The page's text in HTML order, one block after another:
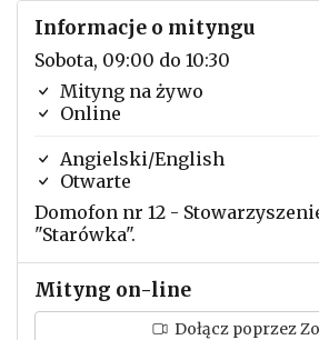
Informacje o mityngu
Sobota, 09:00 do 10:30
Mityng na żywo
Online
Angielski/English
Otwarte
Domofon nr 12 -
"Starówka".
Mityng on-line
Dołącz poprzez